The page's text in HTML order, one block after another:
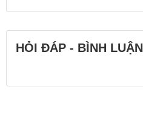
HỎI ĐÁP - BÌNH LUẬN